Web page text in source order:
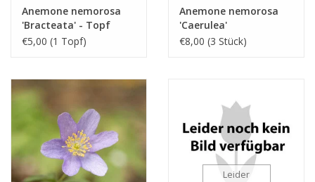
Anemone nemorosa
'Bracteata' - Topf
€5,00 (1 Topf)
Anemone nemorosa
'Caerulea'
€8,00 (3 Stück)
Leider